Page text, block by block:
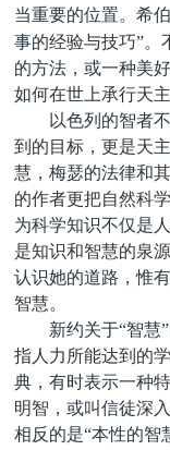
当重要的位置。希
事的经验与技巧”。
的方法，或一种美
如何在世上承行天主
以色列的智者
到的目标，更是天
慧，梅瑟的法律和
的作者更把自然科
为科学知识不仅是
是知识和智慧的泉
认识她的道路，惟
智慧。
新约关于“智慧
指人力所能达到的
典，有时表示一种
明智，或叫信徒深
相反的是“本性的智